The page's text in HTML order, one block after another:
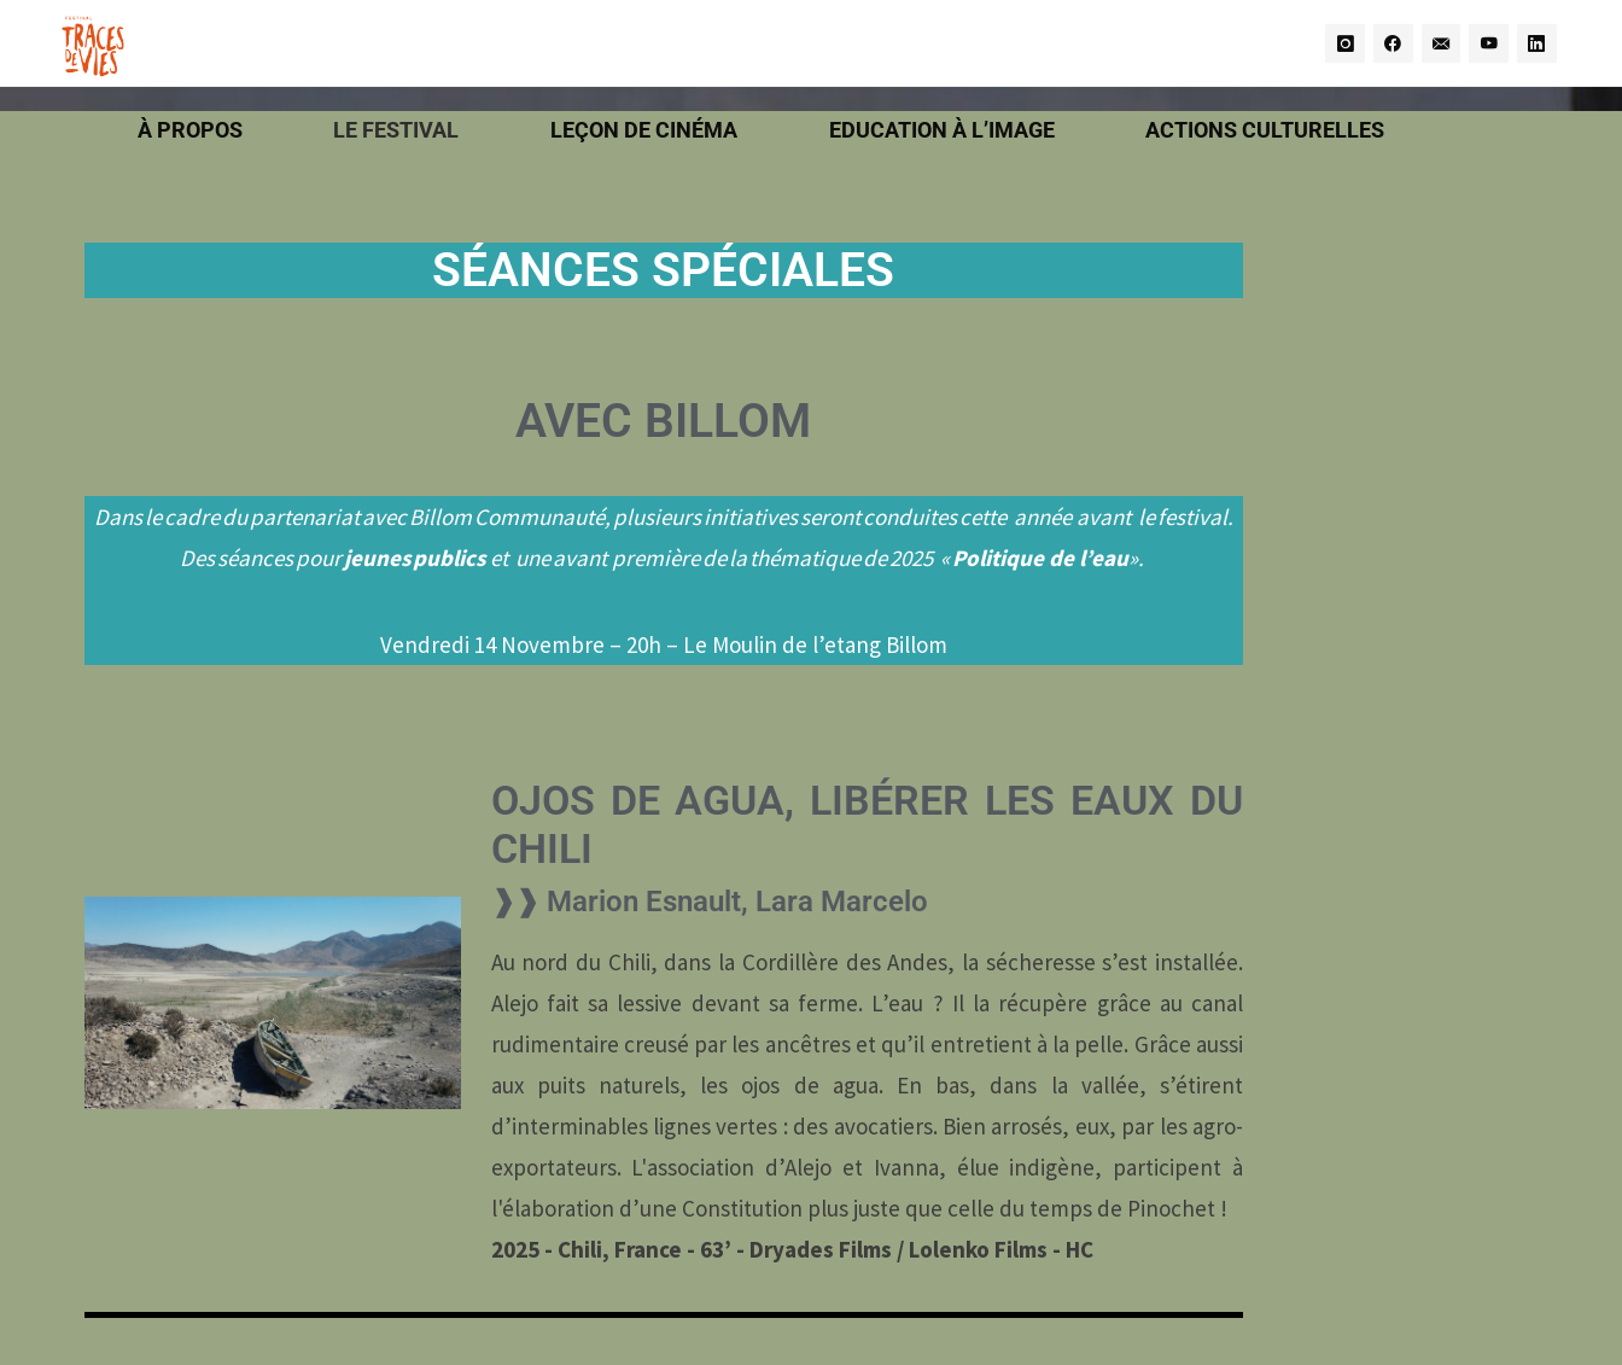
À PROPOS LE FESTIVAL LEÇON DE CINÉMA EDUCATION À L’IMAGE ACTIONS CULTURELLES
SÉANCES SPÉCIALES
AVEC BILLOM
Dans le cadre du partenariat avec Billom Communauté, plusieurs initiatives seront conduites cette année avant le festival.
Des séances pourjeunes publicset une avant première de la thématique de 2025 «Politique de l’eau».
Vendredi 14 Novembre – 20h – Le Moulin de l’etang Billom
OJOS DE AGUA, LIBÉRER LES EAUX DU
CHILI
❱❱ Marion Esnault, Lara Marcelo
Au nord du Chili, dans la Cordillère des Andes, la sécheresse s’est installée.
Alejo fait sa lessive devant sa ferme. L’eau ? Il la récupère grâce au canal
rudimentaire creusé par les ancêtres et qu’il entretient à la pelle. Grâce aussi
aux puits naturels, les ojos de agua. En bas, dans la vallée, s’étirent
d’interminables lignes vertes : des avocatiers. Bien arrosés, eux, par les agro-
exportateurs. L'association d’Alejo et Ivanna, élue indigène, participent à
l'élaboration d’une Constitution plus juste que celle du temps de Pinochet !
2025 - Chili, France - 63’ - Dryades Films / Lolenko Films - HC